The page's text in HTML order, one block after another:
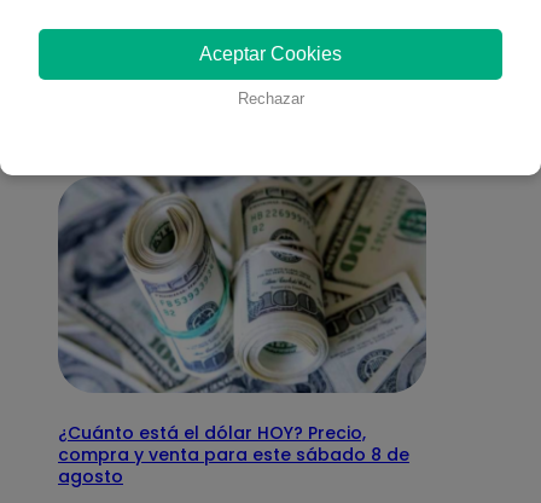
También te puede
interesar
¿Cuánto está el dólar HOY? Precio,
compra y venta para este sábado 8 de
agosto
Aceptar Cookies
Rechazar